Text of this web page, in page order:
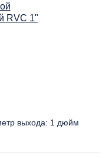
RVC 1"
выхода: 1 дюйм